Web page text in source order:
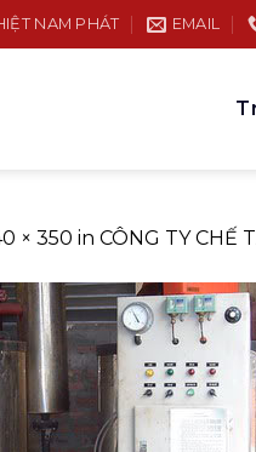
NAM PHÁT EMAIL
× 350 in CÔNG TY CHẾ